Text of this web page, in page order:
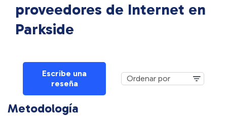
proveedores de Internet en
Parkside
Escribe una
reseña
Metodología